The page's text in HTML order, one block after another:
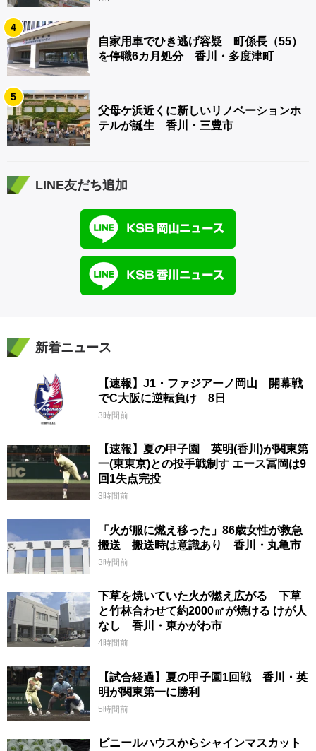
4
自家用車でひき逃げ容疑 町係長（55）
を停職6カ月処分 香川・多度津町
5
父母ケ浜近くに新しいリノベーションホ
テルが誕生 香川・三豊市
LINE友だち追加
新着ニュース
【速報】J1・ファジアーノ岡山 開幕戦
でC大阪に逆転負け 8日
3時間前
【速報】夏の甲子園 英明(香川)が関東第
一(東東京)との投手戦制す エース冨岡は9
回1失点完投
3時間前
「火が服に燃え移った」86歳女性が救急
搬送 搬送時は意識あり 香川・丸亀市
3時間前
下草を焼いていた火が燃え広がる 下草
と竹林合わせて約2000㎡が焼ける けが人
なし 香川・東かがわ市
4時間前
【試合経過】夏の甲子園1回戦 香川・英
明が関東第一に勝利
5時間前
ビニールハウスからシャインマスカット